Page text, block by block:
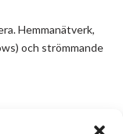
Hemmanätverk,
och strömmande